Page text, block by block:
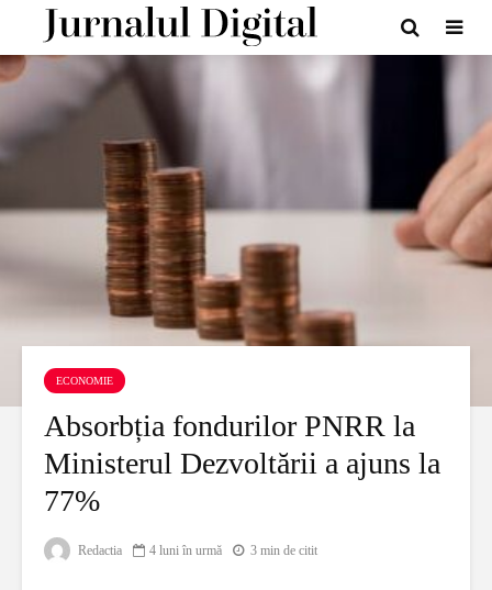
ECONOMIE
Absorbția fondurilor PNRR la
Ministerul Dezvoltării a ajuns la
77%
Redactia 4 luni în urmă 3 min de citit